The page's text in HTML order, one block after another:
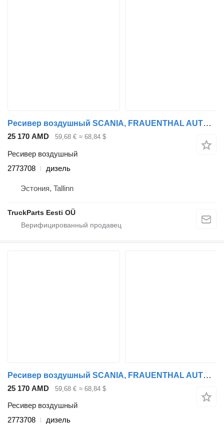
Ресивер воздушный SCANIA, FRAUENTHAL AUTOMOTIVE R-Series (01.16-) 2773708 для тягача Scania R-Series (01.16-)
25 170 AMD 59,68 € ≈ 68,84 $
Ресивер воздушный
2773708
дизель
Эстония, Tallinn
TruckParts Eesti OÜ
Ресивер воздушный SCANIA, FRAUENTHAL AUTOMOTIVE R-Series (01.16-) 2773708 для тягача Scania R-Series (01.16-)
25 170 AMD 59,68 € ≈ 68,84 $
Ресивер воздушный
2773708
дизель